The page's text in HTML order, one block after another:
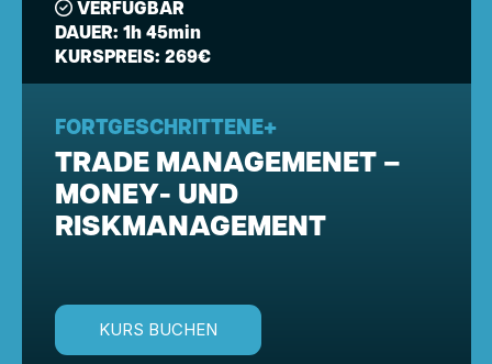
VERFÜGBAR
DAUER: 1h 45min
KURSPREIS: 269€
FORTGESCHRITTENE+
TRADE MANAGEMENET –
MONEY- UND
RISKMANAGEMENT
KURS BUCHEN